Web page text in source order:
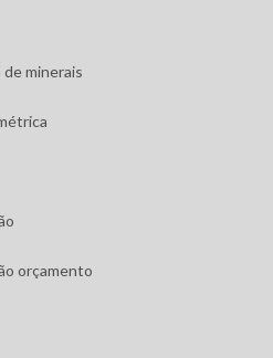
minerais
orçamento